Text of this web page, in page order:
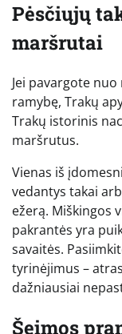
Pėsčiųjų
maršrutai
Jei pavargote
ramybę, Trakų
Trakų istorinis
maršrutus.
Vienas iš
vedantys takai
ežerą. Miškingos
pakrantės yra
savaitės.
tyrinėjimus –
dažniausiai
Šeimos